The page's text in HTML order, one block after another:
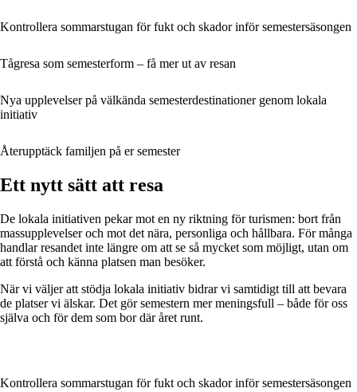
Kontrollera sommarstugan för fukt och skador inför semestersäsongen
Tågresa som semesterform – få mer ut av resan
Nya upplevelser på välkända semesterdestinationer genom lokala
initiativ
Återupptäck familjen på er semester
Ett nytt sätt att resa
De lokala initiativen pekar mot en ny riktning för turismen: bort från
massupplevelser och mot det nära, personliga och hållbara. För många
handlar resandet inte längre om att se så mycket som möjligt, utan om
att förstå och känna platsen man besöker.
När vi väljer att stödja lokala initiativ bidrar vi samtidigt till att bevara
de platser vi älskar. Det gör semestern mer meningsfull – både för oss
själva och för dem som bor där året runt.
Kontrollera sommarstugan för fukt och skador inför semestersäsongen